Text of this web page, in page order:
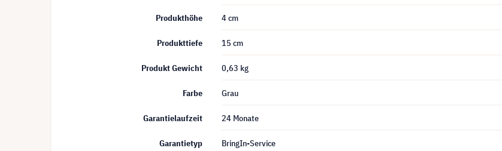
Produkthöhe 4 cm
Produkttiefe 15 cm
Produkt Gewicht 0,63 kg
Farbe Grau
Garantielaufzeit 24 Monate
Garantietyp
BringIn-Service